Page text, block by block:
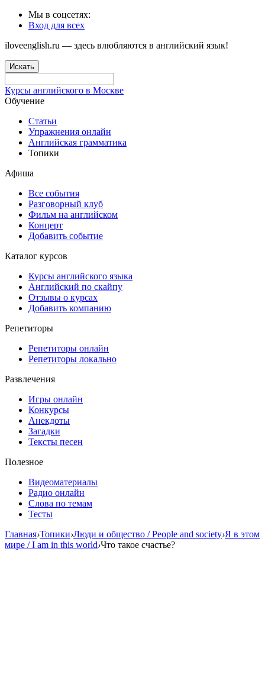
Мы в соцсетях:
Вход для всех
iloveenglish.ru — здесь влюбляются в английский язык!
Искать
Курсы английского в Москве
Обучение
Статьи
Упражнения онлайн
Английская грамматика
Топики
Афиша
Все события
Разговорный клуб
Фильм на английском
Концерт
Добавить событие
Каталог курсов
Курсы английского языка
Английский по скайпу
Отзывы о курсах
Добавить компанию
Репетиторы
Репетиторы онлайн
Репетиторы локально
Развлечения
Игры онлайн
Конкурсы
Анекдоты
Загадки
Тексты песен
Полезное
Видеоматериалы
Радио онлайн
Слова по темам
Тесты
Главная›Топики›Люди и общество / People and society›Я в этом
мире / I am in this world›Что такое счастье?